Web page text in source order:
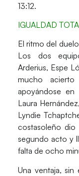
13:12.
IGUALDAD
El ritmo del
Los dos
Arderius, Espe
mucho
apoyándose en
Laura
Lyndie
costasoleño
segundo acto y
falta de ocho
Una ventaja, sin